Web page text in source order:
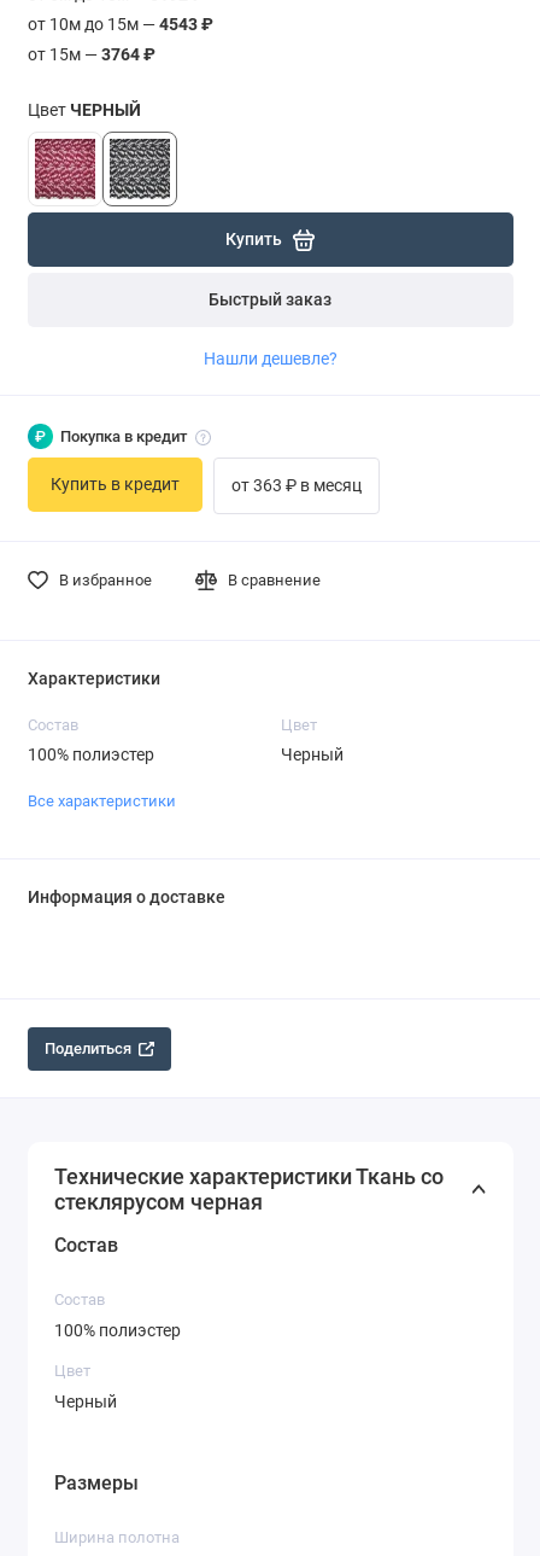
от 10м до 15м —4543 ₽
от 15м —3764 ₽
Цвет ЧЕРНЫЙ
Купить
Быстрый заказ
Нашли дешевле?
В избранное В сравнение
₽ Покупка в кредит
Купить в кредит от 363 ₽ в месяц
Характеристики
Состав
100% полиэстер
Цвет
Черный
Все характеристики
Информация о доставке
Поделиться
Технические характеристики Ткань со
стеклярусом черная
Состав
Состав
100% полиэстер
Цвет
Черный
Размеры
Ширина полотна